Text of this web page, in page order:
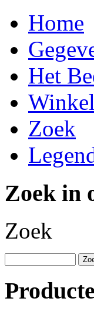
Home
Het
Zoek
Zoek in
Zoek